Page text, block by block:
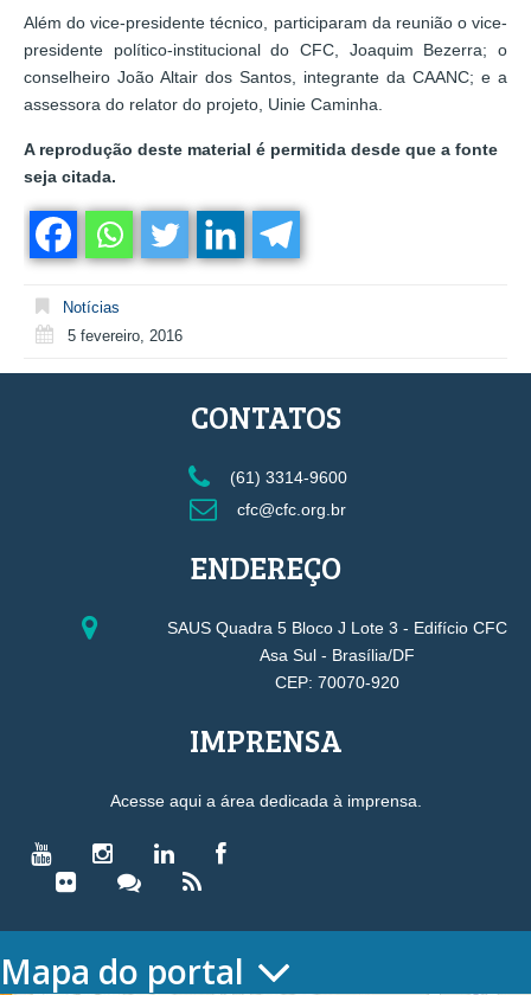
Além do vice-presidente técnico, participaram da reunião o vice-
presidente político-institucional do CFC, Joaquim Bezerra; o
conselheiro João Altair dos Santos, integrante da CAANC; e a
assessora do relator do projeto, Uinie Caminha.
A reprodução deste material é permitida desde que a fonte
seja citada.
Notícias
5 fevereiro, 2016
CONTATOS
(61) 3314-9600
cfc@cfc.org.br
ENDEREÇO
SAUS Quadra 5 Bloco J Lote 3 - Edifício CFC
Asa Sul - Brasília/DF
CEP: 70070-920
IMPRENSA
Acesse aqui a área dedicada à imprensa.
Mapa do portal